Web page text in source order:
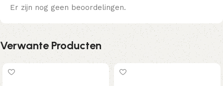
Er zijn nog geen beoordelingen.
Verwante Producten